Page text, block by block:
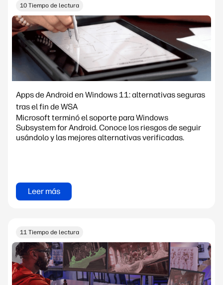
10 Tiempo de lectura
Apps de Android en Windows 11: alternativas seguras
tras el fin de WSA
Microsoft terminó el soporte para Windows
Subsystem for Android. Conoce los riesgos de seguir
usándolo y las mejores alternativas verificadas.
Leer más
11 Tiempo de lectura